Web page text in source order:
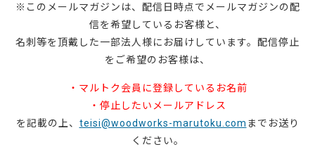
※このメールマガジンは、配信日時点でメールマガジンの配
信を希望しているお客様と、
名刺等を頂戴した一部法人様にお届けしています。配信停止
をご希望のお客様は、
・マルトク会員に登録しているお名前
・停止したいメールアドレス
を記載の上、 teisi@woodworks-marutoku.com までお送り
ください。